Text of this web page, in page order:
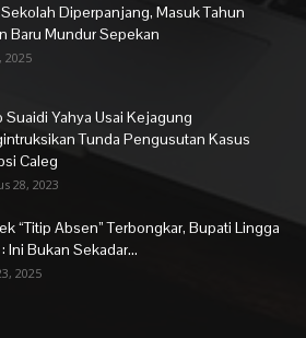
Diperpanjang, Masuk Tahun
Baru Mundur Sepekan
2025
Suaidi Yahya Usai Kejagung
Tunda Pengusutan Kasus
Caleg
28, 2023
“Titip Absen” Terbongkar, Bupati Lingga
Ini Bukan Sekadar...
2025